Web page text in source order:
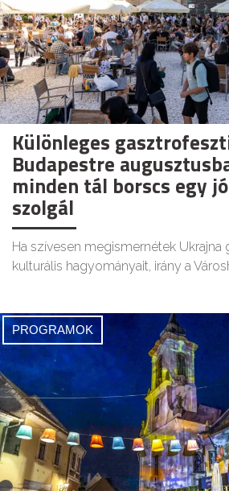
Különleges
Budapestre
minden tál borscs egy
szolgál
Ha szívesen megismernétek Ukrajna
kulturális hagyományait, irány a
PROGRAMOK